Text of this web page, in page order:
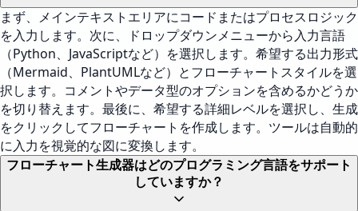
まず、メインテキストエリアにコードまたはプロセスロジック
を入力します。次に、ドロップダウンメニューから入力言語
（Python、JavaScriptなど）を選択します。希望する出力形式
（Mermaid、PlantUMLなど）とフローチャートスタイルを選
択します。コメントやデータ型のオプションを含めるかどうか
を切り替えます。最後に、希望する詳細レベルを選択し、生成
をクリックしてフローチャートを作成します。ツールは自動的
に入力を視覚的な図に変換します。
フローチャート生成器はどのプログラミング言語をサポート
していますか？